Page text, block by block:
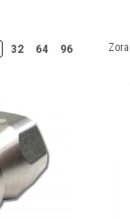
32 64 96